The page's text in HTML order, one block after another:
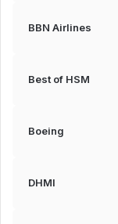
BBN Airlines
Best of HSM
Boeing
DHMI